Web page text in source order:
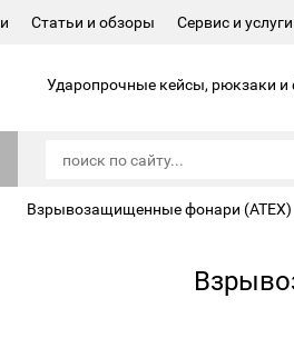
Статьи и обзоры Сервис и услуги
Ударопрочные кейсы, рюкзаки и
Взрывозащищенные фонари (ATEX)